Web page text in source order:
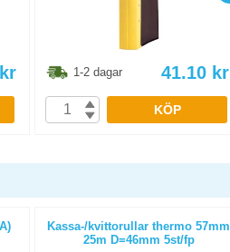
kr 1-2 dagar 41.10 kr
KÖP
Kassa-/kvittorullar thermo 57mm
25m D=46mm 5st/fp